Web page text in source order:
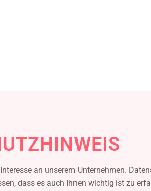
an unserem Unternehmen.
dass es auch Ihnen wichtig ist zu